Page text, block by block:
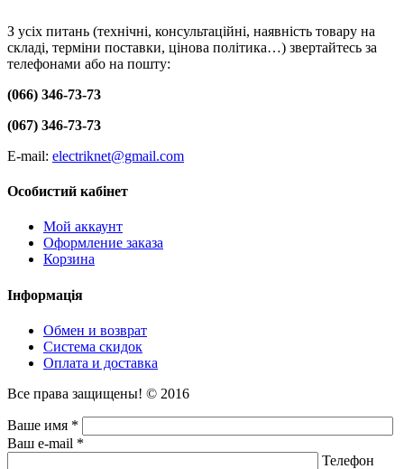
З усіх питань (технічні, консультаційні, наявність товару на
складі, терміни поставки, цінова політика…) звертайтесь за
телефонами або на пошту:
(066) 346-73-73
(067) 346-73-73
E-mail: electriknet@gmail.com
Особистий кабінет
Мой аккаунт
Оформление заказа
Корзина
Інформація
Обмен и возврат
Система скидок
Оплата и доставка
Все права защищены! © 2016
Ваше имя *
Ваш e-mail *
Телефон